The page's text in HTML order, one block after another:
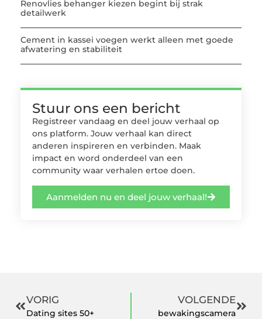
Renovlies behanger kiezen begint bij strak
detailwerk
Cement in kassei voegen werkt alleen met goede
afwatering en stabiliteit
Stuur ons een bericht
Registreer vandaag en deel jouw verhaal op
ons platform. Jouw verhaal kan direct
anderen inspireren en verbinden. Maak
impact en word onderdeel van een
community waar verhalen ertoe doen.
Aanmelden nu en deel jouw verhaal!
VORIG
Dating sites 50+
VOLGENDE
bewakingscamera